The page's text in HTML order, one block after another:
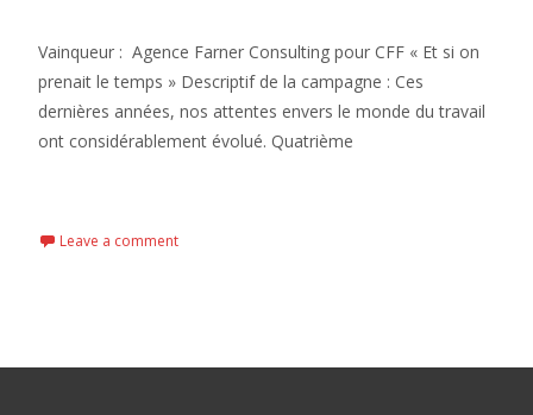
Vainqueur : Agence Farner Consulting pour CFF « Et si on
prenait le temps » Descriptif de la campagne : Ces
dernières années, nos attentes envers le monde du travail
ont considérablement évolué. Quatrième
Leave a comment